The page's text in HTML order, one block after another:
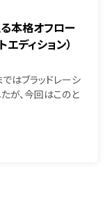
本格オフロー
ディション）
はブラッドレーシ
が、今回はこのと